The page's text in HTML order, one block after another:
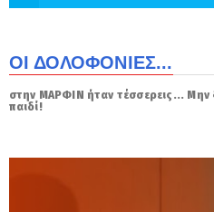
ΟΙ ΔΟΛΟΦΟΝΙΕΣ...
στην ΜΑΡΦΙΝ ήταν τέσσερεις... Μην
παιδί!